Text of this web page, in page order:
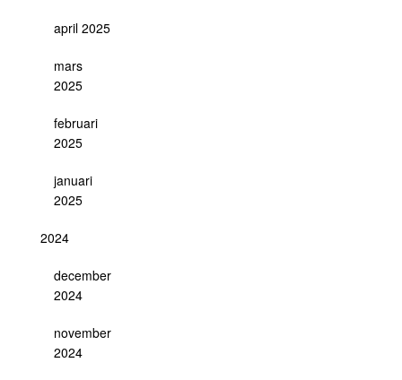
april 2025
mars
2025
februari
2025
januari
2025
2024
december
2024
november
2024